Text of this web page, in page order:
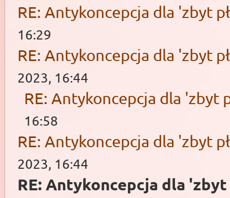
RE: Antykoncepcja dla 'zbyt
16:29
RE: Antykoncepcja dla 'zbyt
2023, 16:44
RE: Antykoncepcja dla 'zbyt
16:58
RE: Antykoncepcja dla 'zbyt
2023, 16:44
RE: Antykoncepcja dla